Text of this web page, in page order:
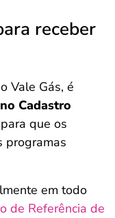
receber
Vale Gás, é
Cadastro
que os
programas
em todo
de Referência de